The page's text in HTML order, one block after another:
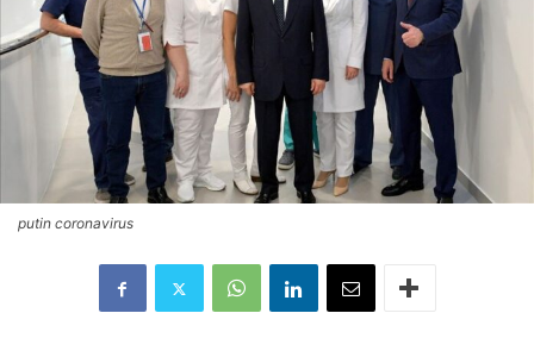
putin coronavirus